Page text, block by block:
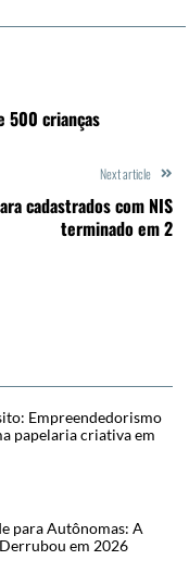
500 crianças
Next article
cadastrados com NIS
terminado em 2
Empreendedorismo
papelaria criativa em
para Autônomas: A
em 2026